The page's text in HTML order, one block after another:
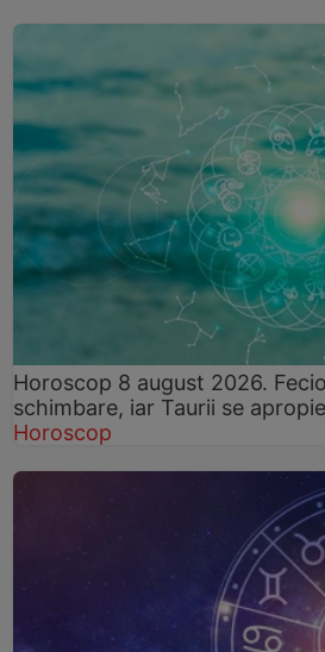
Horoscop 8 august 2026.
schimbare, iar Taurii se
Horoscop